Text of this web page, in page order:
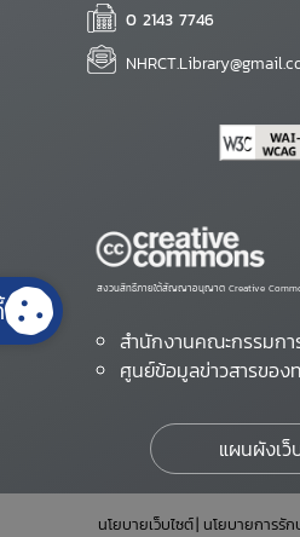
0 2143 7746
สงวนสิทธิ์ภายใต้สัญญาอนุญาต Creative
สำนักงานคณะกรรมก
ศูนย์ข้อมูลข่าวสารของ
แผนผังเว็
นโยบายเว็บไซต์ นโยบายการรั